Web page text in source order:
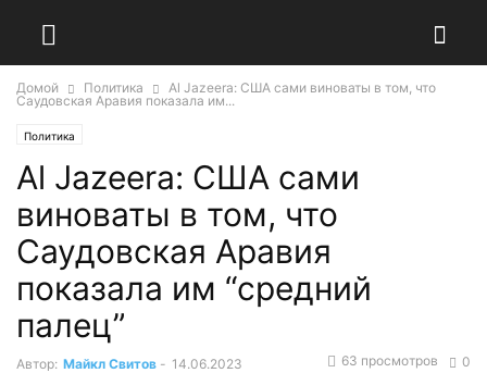
Домой Политика
Al Jazeera: США сами виноваты в том, что
Саудовская Аравия показала им...
Политика
Al Jazeera: США сами
виноваты в том, что
Саудовская Аравия
показала им “средний
палец”
Автор: Майкл Свитов - 14.06.2023 0
63 просмотров